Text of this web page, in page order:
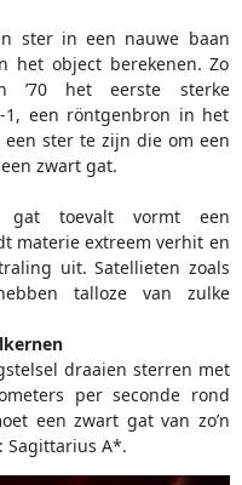
ster in een nauwe baan
het object berekenen. Zo
’70 het eerste sterke
1, een röntgenbron in het
ster te zijn die om een
zwart gat.
toevalt vormt een
materie extreem verhit en
uit. Satellieten zoals
talloze van zulke
draaien sterren met
per seconde rond
een zwart gat van zo’n
Sagittarius A*.